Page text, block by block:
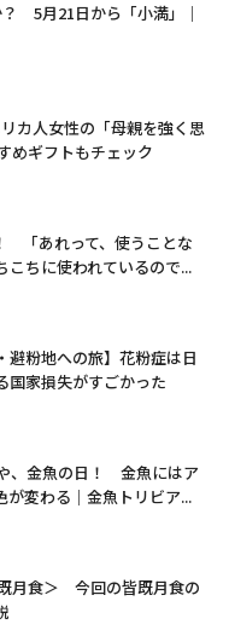
5月21日から「小満」｜
カ人女性の「母親を強く思
めギフトもチェック
「あれって、使うことな
こちに使われているので...
避粉地への旅】花粉症は日
家損失がすごかった
、金魚の日！ 金魚にはア
が変わる｜金魚トリビア...
月食＞ 今回の皆既月食の